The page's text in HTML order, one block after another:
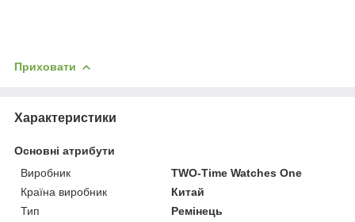
Приховати
Характеристики
Основні атрибути
Виробник
TWO-Time Watches One
Країна виробник
Китай
Тип
Ремінець